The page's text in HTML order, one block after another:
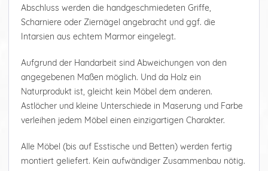
Abschluss werden die handgeschmiedeten Griffe,
Scharniere oder Ziernägel angebracht und ggf. die
Intarsien aus echtem Marmor eingelegt.
Aufgrund der Handarbeit sind Abweichungen von den
angegebenen Maßen möglich. Und da Holz ein
Naturprodukt ist, gleicht kein Möbel dem anderen.
Astlöcher und kleine Unterschiede in Maserung und Farbe
verleihen jedem Möbel einen einzigartigen Charakter.
Alle Möbel (bis auf Esstische und Betten) werden fertig
montiert geliefert. Kein aufwändiger Zusammenbau nötig.